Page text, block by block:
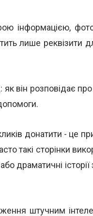
інформацією, фото,
лише реквізити
він розповідає про
донатити - це
такі сторінки
драматичні
штучним